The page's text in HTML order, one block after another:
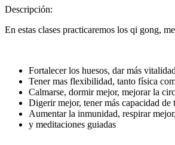
Descripción:
En estas clases practicaremos los qi gong,
Fortalecer los huesos, dar más
Tener mas flexibilidad, tanto física
Calmarse, dormir mejor, mejorar la
Digerir mejor, tener más capacidad
Aumentar la inmunidad, respirar
y meditaciones guiadas